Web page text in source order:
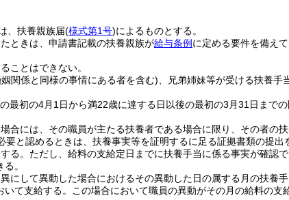
、扶養親族届(様式第1号)によるものとする。
ときは、申請書記載の扶養親族が給与条例 に定める要件を備え
ことはできない。
関係と同様の事情にある者を含む) 、兄弟姉妹等が受ける扶養
最初の4月1日から満22歳に達する日以後の最初の3月31日まで
合には、その職員が主たる扶養者である場合に限り、その者の
要と認めるときは、扶養事実等を証明するに足る証拠書類の提出
る。 ただし、給料の支給定日までに扶養手当に係る事実が確認
。
にして異動した場合におけるその異動した日の属する月の扶養手
て支給する。
この場合において職員の異動がその月の給料の